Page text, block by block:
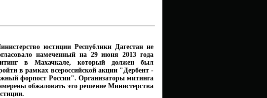
юстиции Республики Дагестан не
намеченный на 29 июня 2013 года
в Махачкале, который должен был
в рамках всероссийской акции "Дербент -
форпост России". Организаторы митинга
обжаловать это решение Министерства